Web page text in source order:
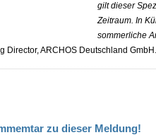
gilt dieser
Zeitraum. In
sommerliche
Director, ARCHOS Deutschland GmbH.
zu dieser Meldung!